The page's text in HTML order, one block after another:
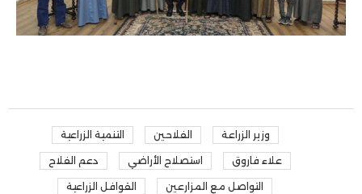
وزير الزراعة الفلاحين التنمية الزراعية
علاء فاروق استصلاح الأراضي دعم الفلاح
التواصل مع المزارعين القوافل الزراعية